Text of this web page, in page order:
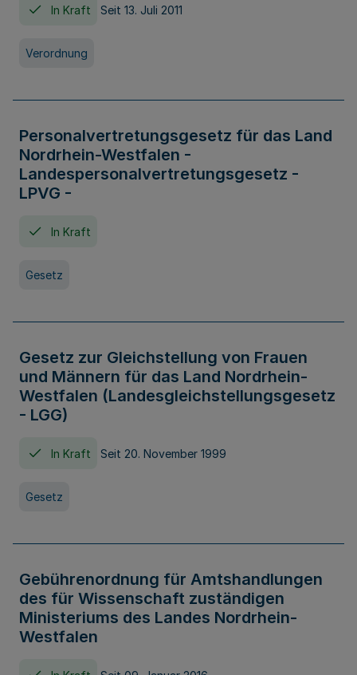
In Kraft Seit 13. Juli 2011
Verordnung
Personalvertretungsgesetz für das Land
Nordrhein-Westfalen -
Landespersonalvertretungsgesetz -
LPVG -
In Kraft
Gesetz
Gesetz zur Gleichstellung von Frauen
und Männern für das Land Nordrhein-
Westfalen (Landesgleichstellungsgesetz
- LGG)
In Kraft Seit 20. November 1999
Gesetz
Gebührenordnung für Amtshandlungen
des für Wissenschaft zuständigen
Ministeriums des Landes Nordrhein-
Westfalen